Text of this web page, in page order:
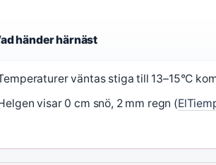
händer härnäst
väntas stiga till 13–15°C
visar 0 cm snö, 2 mm regn (